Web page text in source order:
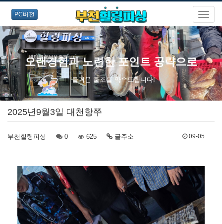
PC버전
오랜경험과 노련한 포인트 공략으로
즐거운 출조를 약속드립니다!
2025년9월3일 대천항쭈
부천힐링피싱 0 625 글주소 09-05